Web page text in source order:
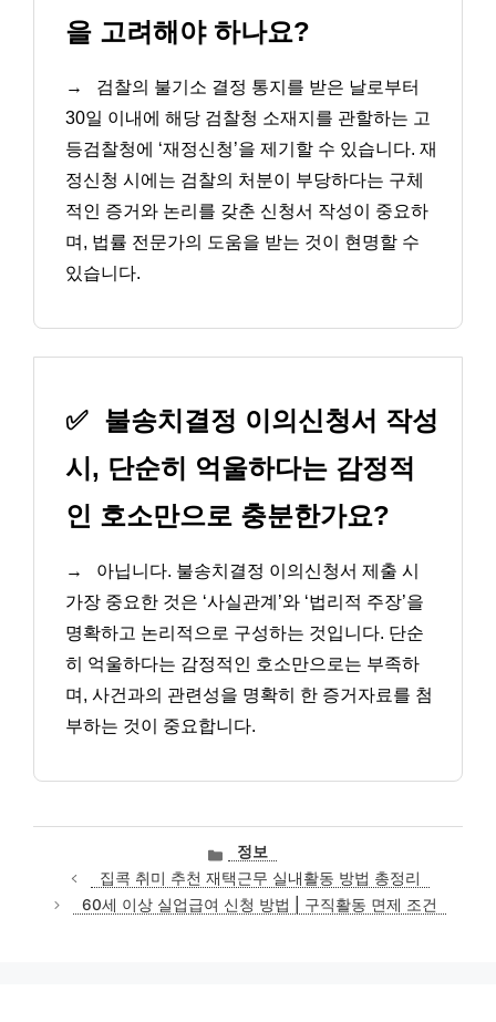
을 고려해야 하나요?
→
검찰의 불기소 결정 통지를 받은 날로부터
30일 이내에 해당 검찰청 소재지를 관할하는 고
등검찰청에 ‘재정신청’을 제기할 수 있습니다. 재
정신청 시에는 검찰의 처분이 부당하다는 구체
적인 증거와 논리를 갖춘 신청서 작성이 중요하
며, 법률 전문가의 도움을 받는 것이 현명할 수
있습니다.
✅ 불송치결정 이의신청서 작성
시, 단순히 억울하다는 감정적
인 호소만으로 충분한가요?
→
아닙니다. 불송치결정 이의신청서 제출 시
가장 중요한 것은 ‘사실관계’와 ‘법리적 주장’을
명확하고 논리적으로 구성하는 것입니다. 단순
히 억울하다는 감정적인 호소만으로는 부족하
며, 사건과의 관련성을 명확히 한 증거자료를 첨
부하는 것이 중요합니다.
카
테
고
리
정보
집콕 취미 추천 재택근무 실내활동 방법 총정리
60세 이상 실업급여 신청 방법 | 구직활동 면제 조건